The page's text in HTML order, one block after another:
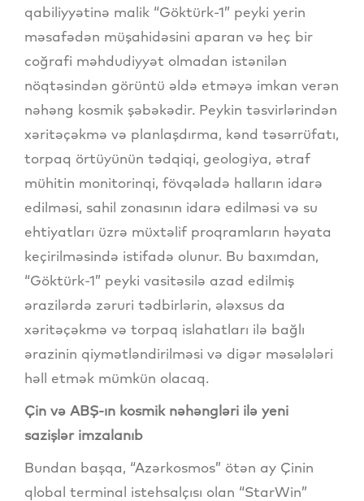
qabiliyyətinə malik “Göktürk-1” peyki yerin
məsafədən müşahidəsini aparan və heç bir
coğrafi məhdudiyyət olmadan istənilən
nöqtəsindən görüntü əldə etməyə imkan verən
nəhəng kosmik şəbəkədir. Peykin təsvirlərindən
xəritəçəkmə və planlaşdırma, kənd təsərrüfatı,
torpaq örtüyünün tədqiqi, geologiya, ətraf
mühitin monitorinqi, fövqəladə halların idarə
edilməsi, sahil zonasının idarə edilməsi və su
ehtiyatları üzrə müxtəlif proqramların həyata
keçirilməsində istifadə olunur. Bu baxımdan,
“Göktürk-1” peyki vasitəsilə azad edilmiş
ərazilərdə zəruri tədbirlərin, ələxsus da
xəritəçəkmə və torpaq islahatları ilə bağlı
ərazinin qiymətləndirilməsi və digər məsələləri
həll etmək mümkün olacaq.
Çin və ABŞ-ın kosmik nəhəngləri ilə yeni
sazişlər imzalanıb
Bundan başqa, “Azərkosmos” ötən ay Çinin
qlobal terminal istehsalçısı olan “StarWin”